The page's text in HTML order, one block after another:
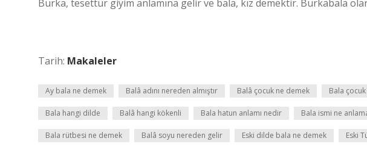
Burka, tesettür giyim anlamına gelir ve bala, kız demektir. Burkabala
Tarih: Makaleler
Ay bala ne demek Balâ adını nereden almıştır Balâ çocuk ne demek Bala
Bala hangi dilde Balâ hangi kökenli Bala hatun anlamı nedir Bala ismi ne
Bala rütbesi ne demek Balâ soyu nereden gelir Eski dilde bala ne demek Eski